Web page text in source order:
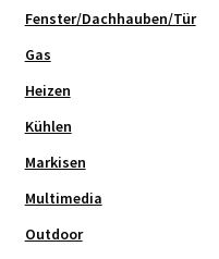
Fenster/Dachhauben/Tür
Gas
Heizen
Kühlen
Markisen
Multimedia
Outdoor